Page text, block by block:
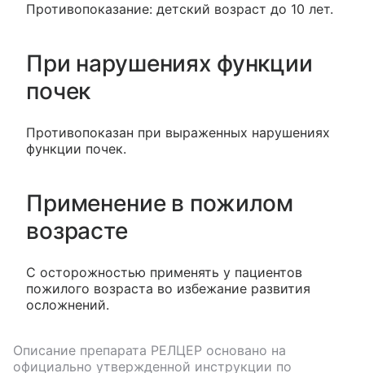
Противопоказание: детский возраст до 10 лет.
При нарушениях функции
почек
Противопоказан при выраженных нарушениях
функции почек.
Применение в пожилом
возрасте
С осторожностью применять у пациентов
пожилого возраста во избежание развития
осложнений.
Описание препарата РЕЛЦЕР основано на
официально утвержденной инструкции по